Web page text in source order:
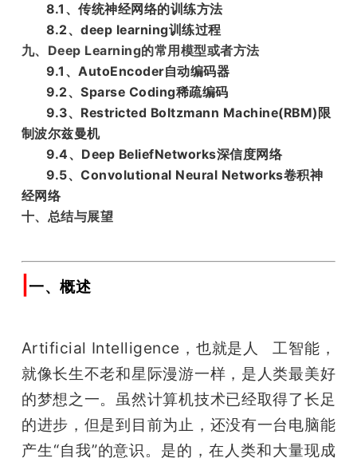
8.1、传统神经网络的训练方法
8.2、deep learning训练过程
九、Deep Learning的常用模型或者方法
9.1、AutoEncoder自动编码器
9.2、Sparse Coding稀疏编码
9.3、Restricted Boltzmann Machine(RBM)限
制波尔兹曼机
9.4、Deep BeliefNetworks深信度网络
9.5、Convolutional Neural Networks卷积神
经网络
十、总结与展望
|一、概述
Artificial Intelligence，也就是人   工智能，
就像长生不老和星际漫游一样，是人类最美好
的梦想之一。虽然计算机技术已经取得了长足
的进步，但是到目前为止，还没有一台电脑能
产生“自我”的意识。是的，在人类和大量现成